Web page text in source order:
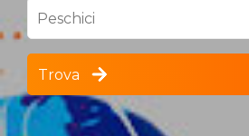
Peschici
Trova